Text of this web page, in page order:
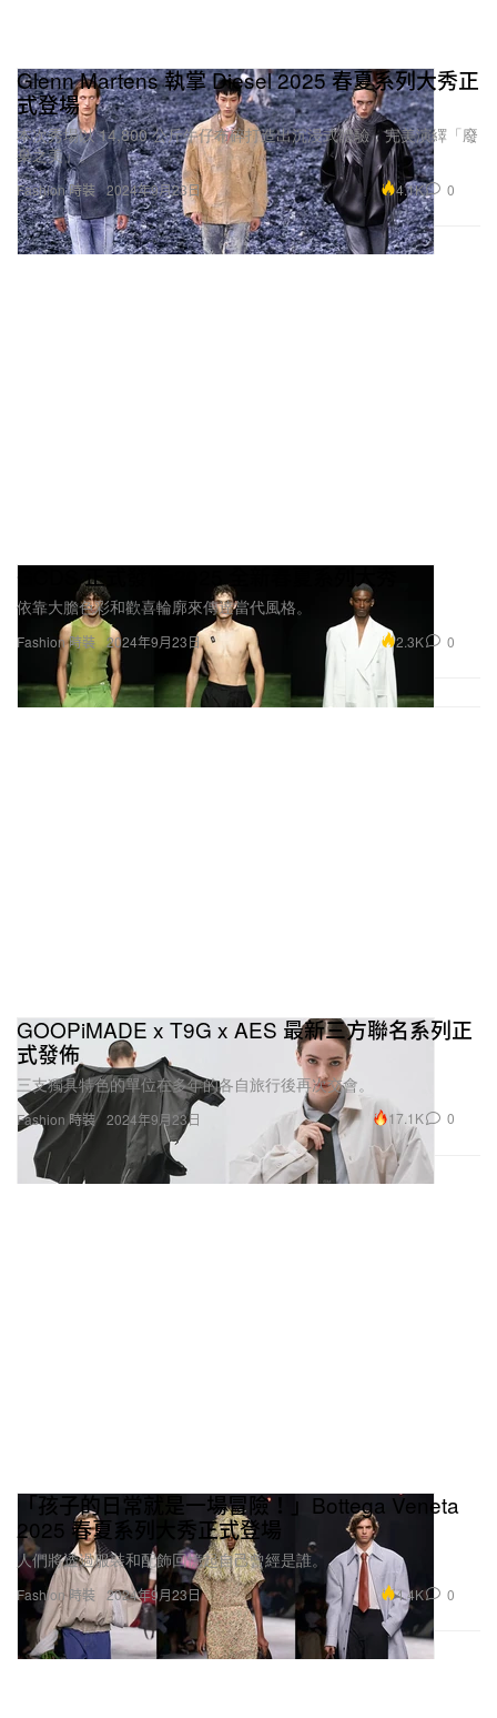
Fashion 時裝
Glenn Martens 執掌 Diesel 2025 春夏系列大秀正
式登場
本次秀場以 14,800 公斤牛仔布碎打造出沉浸式體驗，完美演繹「廢
棄之美」。
2024年9月23日 4.1K 0
Fashion 時裝
GCDS 正式發佈 2025 全新春夏系列大秀
依靠大膽色彩和歡喜輪廓來傳達當代風格。
2024年9月23日 2.3K 0
Fashion 時裝
GOOPiMADE x T9G x AES 最新三方聯名系列正
式發佈
三支獨具特色的單位在多年的各自旅行後再次交會。
2024年9月23日 17.1K 0
Fashion 時裝
「孩子的日常就是一場冒險！」Bottega Veneta
2025 春夏系列大秀正式登場
人們將透過服裝和配飾回憶起自己曾經是誰。
2024年9月23日 4.4K 0